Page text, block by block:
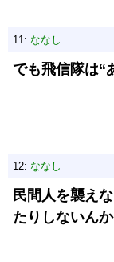
11: ななし
でも飛信隊は“
12: ななし
民間人を襲え
たりしないんか